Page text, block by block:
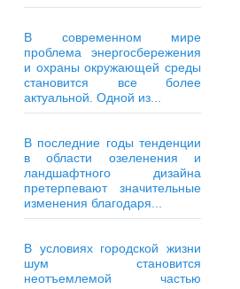
В современном мире
проблема энергосбережения
и охраны окружающей среды
становится все более
актуальной. Одной из...
В последние годы тенденции
в области озеленения и
ландшафтного дизайна
претерпевают значительные
изменения благодаря...
В условиях городской жизни
шум становится
неотъемлемой частью